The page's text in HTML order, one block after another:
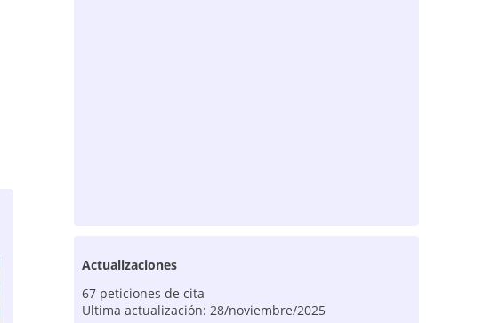
Actualizaciones
67 peticiones de cita
Ultima actualización: 28/noviembre/2025